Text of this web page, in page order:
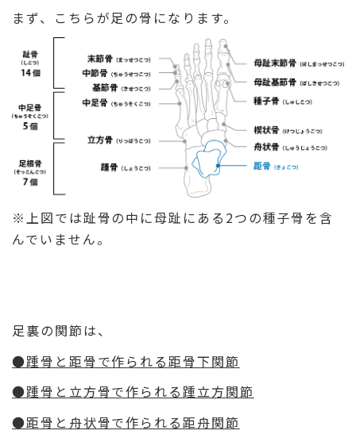
まず、こちらが足の骨になります。
※上図では趾骨の中に母趾にある2つの種子骨を含
んでいません。
足裏の関節は、
●踵骨と距骨で作られる距骨下関節
●踵骨と立方骨で作られる踵立方関節
●距骨と舟状骨で作られる距舟関節